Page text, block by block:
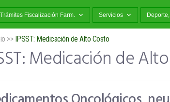
Trámites Fiscalización Farm. Servicios
>> IPSST: Medicación de Alto Costo
Medicación de